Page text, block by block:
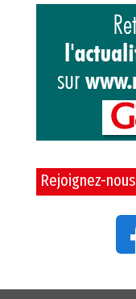
Rejoignez-nous